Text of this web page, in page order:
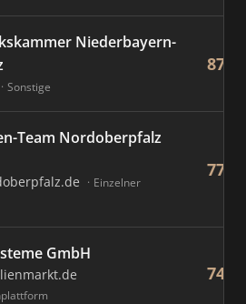
Niederbayern-
Sonstige
87
Team Nordoberpfalz
Einzelner
77
GmbH
74